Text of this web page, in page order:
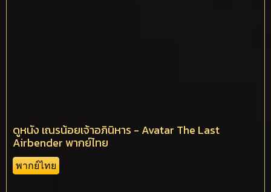
ดูหนัง เณรน้อยเจ้าอภินิหาร - Avatar The Last
Airbender พากย์ไทย
พากย์ไทย